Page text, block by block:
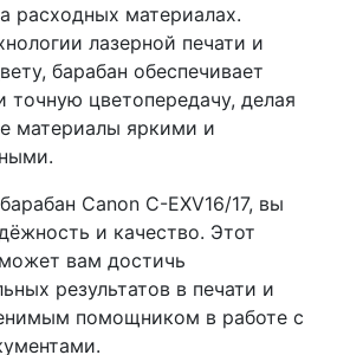
расходных материалах.
лазерной печати и
барабан обеспечивает
цветопередачу, делая
материалы яркими и
Canon C-EXV16/17, вы
и качество. Этот
вам достичь
результатов в печати и
помощником в работе с